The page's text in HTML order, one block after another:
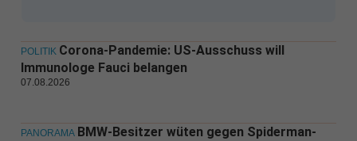
POLITIK Corona-Pandemie: US-Ausschuss will
Immunologe Fauci belangen
07.08.2026
PANORAMA BMW-Besitzer wüten gegen Spiderman-